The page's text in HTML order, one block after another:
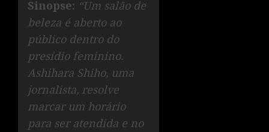
Sinopse: “Um salão de
beleza é aberto ao
público dentro do
presídio feminino.
Ashihara Shiho, uma
jornalista, resolve
marcar um horário
para ser atendida e no